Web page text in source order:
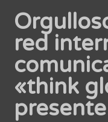
red
«think